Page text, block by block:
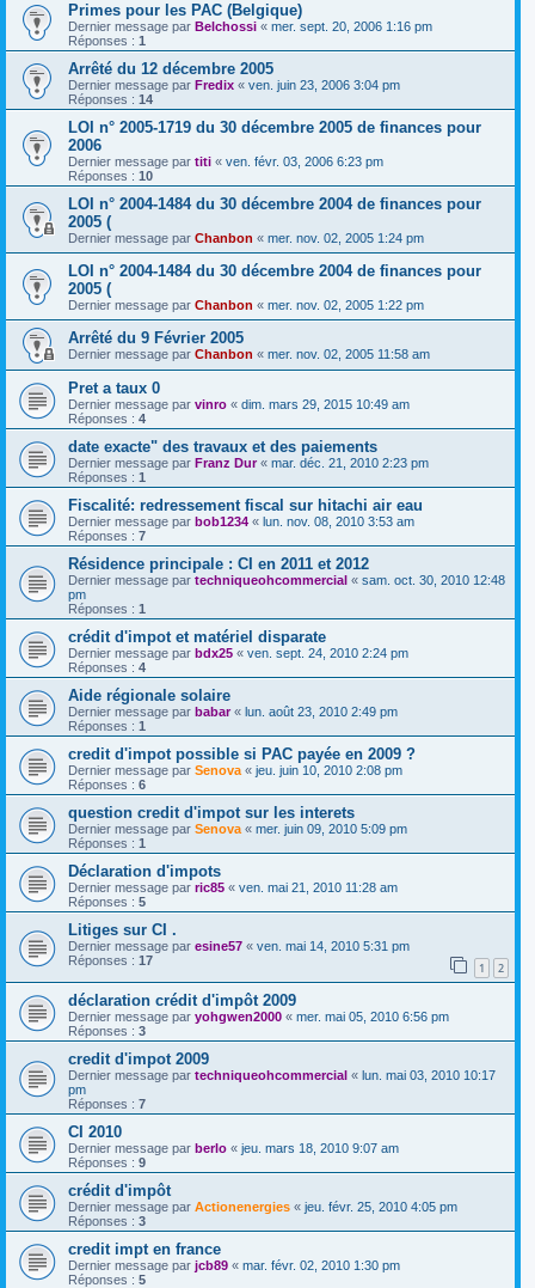
Primes pour les PAC (Belgique)
Dernier message par Belchossi « mer. sept. 20, 2006 1:16 pm
Réponses : 1
Arrêté du 12 décembre 2005
Dernier message par Fredix « ven. juin 23, 2006 3:04 pm
Réponses : 14
LOI n° 2005-1719 du 30 décembre 2005 de finances pour
2006
Dernier message par titi « ven. févr. 03, 2006 6:23 pm
Réponses : 10
LOI n° 2004-1484 du 30 décembre 2004 de finances pour
2005 (
Dernier message par Chanbon « mer. nov. 02, 2005 1:24 pm
LOI n° 2004-1484 du 30 décembre 2004 de finances pour
2005 (
Dernier message par Chanbon « mer. nov. 02, 2005 1:22 pm
Arrêté du 9 Février 2005
Dernier message par Chanbon « mer. nov. 02, 2005 11:58 am
Pret a taux 0
Dernier message par vinro « dim. mars 29, 2015 10:49 am
Réponses : 4
date exacte" des travaux et des paiements
Dernier message par Franz Dur« mar. déc. 21, 2010 2:23 pm
Réponses : 1
Fiscalité: redressement fiscal sur hitachi air eau
Dernier message par bob1234 « lun. nov. 08, 2010 3:53 am
Réponses : 7
Résidence principale : CI en 2011 et 2012
Dernier message par techniqueohcommercial « sam. oct. 30, 2010 12:48
pm
Réponses : 1
crédit d'impot et matériel disparate
Dernier message par bdx25 « ven. sept. 24, 2010 2:24 pm
Réponses : 4
Aide régionale solaire
Dernier message par babar« lun. août 23, 2010 2:49 pm
Réponses : 1
credit d'impot possible si PAC payée en 2009 ?
Dernier message par Senova « jeu. juin 10, 2010 2:08 pm
Réponses : 6
question credit d'impot sur les interets
Dernier message par Senova « mer. juin 09, 2010 5:09 pm
Réponses : 1
Déclaration d'impots
Dernier message par ric85 « ven. mai 21, 2010 11:28 am
Réponses : 5
Litiges sur CI .
Dernier message par esine57 « ven. mai 14, 2010 5:31 pm
Réponses : 17 1 2
déclaration crédit d'impôt 2009
Dernier message par yohgwen2000 « mer. mai 05, 2010 6:56 pm
Réponses : 3
credit d'impot 2009
Dernier message par techniqueohcommercial « lun. mai 03, 2010 10:17
pm
Réponses : 7
CI 2010
Dernier message par berlo « jeu. mars 18, 2010 9:07 am
Réponses : 9
crédit d'impôt
Dernier message par Actionenergies « jeu. févr. 25, 2010 4:05 pm
Réponses : 3
credit impt en france
Dernier message par jcb89 « mar. févr. 02, 2010 1:30 pm
Réponses : 5